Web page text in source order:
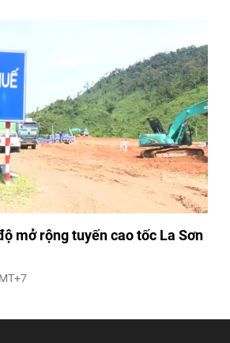
mở rộng tuyến cao tốc La Sơn